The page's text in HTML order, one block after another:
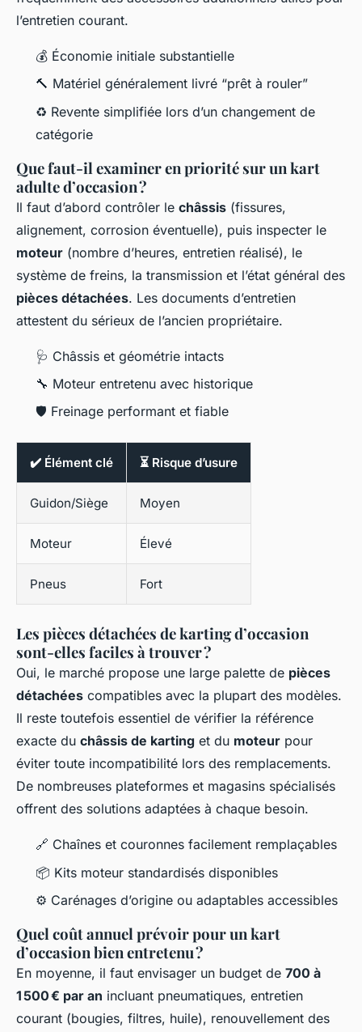
l’entretien courant.
💰 Économie initiale substantielle
🔨 Matériel généralement livré “prêt à rouler”
♻️ Revente simplifiée lors d’un changement de
catégorie
Que faut-il examiner en priorité sur un kart
adulte d’occasion ?
Il faut d’abord contrôler le châssis (fissures,
alignement, corrosion éventuelle), puis inspecter le
moteur (nombre d’heures, entretien réalisé), le
système de freins, la transmission et l’état général des
pièces détachées. Les documents d’entretien
attestent du sérieux de l’ancien propriétaire.
🩺 Châssis et géométrie intacts
🔧 Moteur entretenu avec historique
🛡 Freinage performant et fiable
✔️ Élément clé ⏳ Risque d’usure
Guidon/Siège Moyen
Moteur Élevé
Pneus Fort
Les pièces détachées de karting d’occasion
sont-elles faciles à trouver ?
Oui, le marché propose une large palette de pièces
détachées compatibles avec la plupart des modèles.
Il reste toutefois essentiel de vérifier la référence
exacte du châssis de karting et du moteur pour
éviter toute incompatibilité lors des remplacements.
De nombreuses plateformes et magasins spécialisés
offrent des solutions adaptées à chaque besoin.
🔗 Chaînes et couronnes facilement remplaçables
📦 Kits moteur standardisés disponibles
⚙️ Carénages d’origine ou adaptables accessibles
Quel coût annuel prévoir pour un kart
d’occasion bien entretenu ?
En moyenne, il faut envisager un budget de 700 à
1 500 € par an incluant pneumatiques, entretien
courant (bougies, filtres, huile), renouvellement des